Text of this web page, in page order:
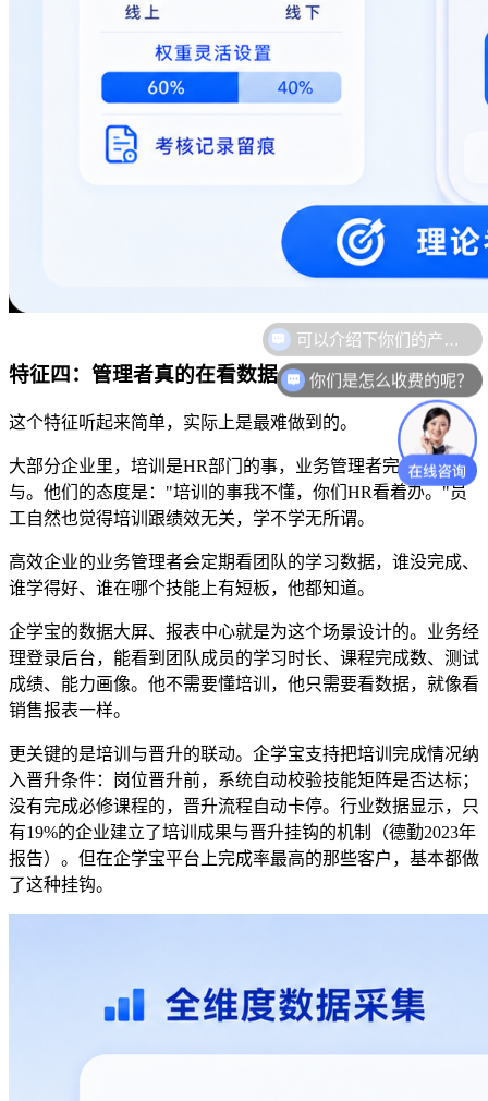
特征四：管理者真的在看数据
这个特征听起来简单，实际上是最难做到的。
大部分企业里，培训是HR部门的事，业务管理者完全不参
与。他们的态度是： "培训的事我不懂，你们 HR看着办。"员
工自然也觉得培训跟绩效无关，学不学无所谓。
高效企业的业务管理者会定期看团队的学习数据，谁没完成、
谁学得好、谁在哪个技能上有短板，他都知道。
企学宝的数据大屏、报表中心就是为这个场景设计的。业务经
理登录后台，能看到团队成员的学习时长、课程完成数、测试
成绩、能力画像。他不需要懂培训，他只需要看数据，就像看
销售报表一样。
更关键的是培训与晋升的联动。企学宝支持把培训完成情况纳
入晋升条件：岗位晋升前，系统自动校验技能矩阵是否达标；
没有完成必修课程的，晋升流程自动卡停。行业数据显示，只
有19%的企业建立了培训成果与晋升挂钩的机制（德勤2023年
报告）。但在企学宝平台上完成率最高的那些客户，基本都做
了这种挂钩。
你们是怎么收费的呢？